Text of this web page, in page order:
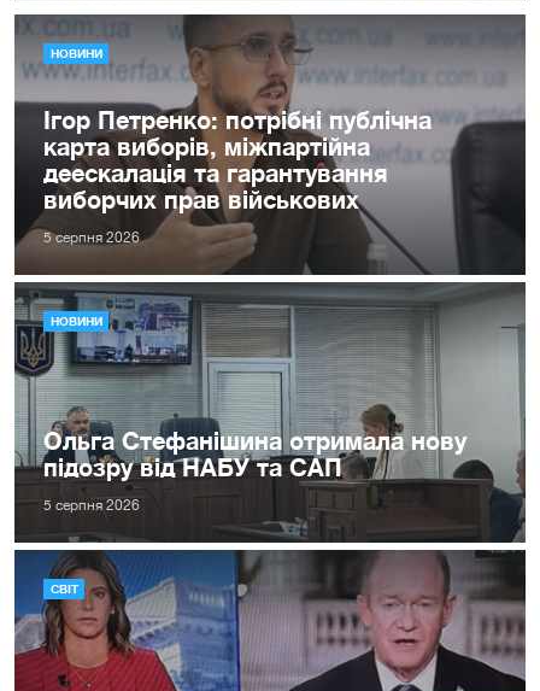
НОВИНИ
Ігор Петренко: потрібні публічна
карта виборів, міжпартійна
деескалація та гарантування
виборчих прав військових
5 серпня 2026
НОВИНИ
Ольга Стефанішина отримала нову
підозру від НАБУ та САП
5 серпня 2026
СВІТ